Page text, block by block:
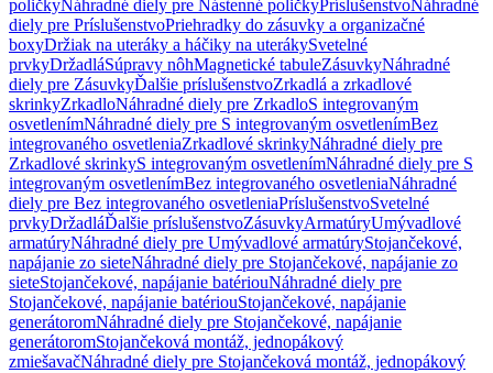
poličkyNáhradné diely pre Nástenné poličkyPríslušenstvoNáhradné
diely pre PríslušenstvoPriehradky do zásuvky a organizačné
boxyDržiak na uteráky a háčiky na uterákySvetelné
prvkyDržadláSúpravy nôhMagnetické tabuleZásuvkyNáhradné
diely pre ZásuvkyĎalšie príslušenstvoZrkadlá a zrkadlové
skrinkyZrkadloNáhradné diely pre ZrkadloS integrovaným
osvetlenímNáhradné diely pre S integrovaným osvetlenímBez
integrovaného osvetleniaZrkadlové skrinkyNáhradné diely pre
Zrkadlové skrinkyS integrovaným osvetlenímNáhradné diely pre S
integrovaným osvetlenímBez integrovaného osvetleniaNáhradné
diely pre Bez integrovaného osvetleniaPríslušenstvoSvetelné
prvkyDržadláĎalšie príslušenstvoZásuvkyArmatúryUmývadlové
armatúryNáhradné diely pre Umývadlové armatúryStojančekové,
napájanie zo sieteNáhradné diely pre Stojančekové, napájanie zo
sieteStojančekové, napájanie batériouNáhradné diely pre
Stojančekové, napájanie batériouStojančekové, napájanie
generátoromNáhradné diely pre Stojančekové, napájanie
generátoromStojančeková montáž, jednopákový
zmiešavačNáhradné diely pre Stojančeková montáž, jednopákový